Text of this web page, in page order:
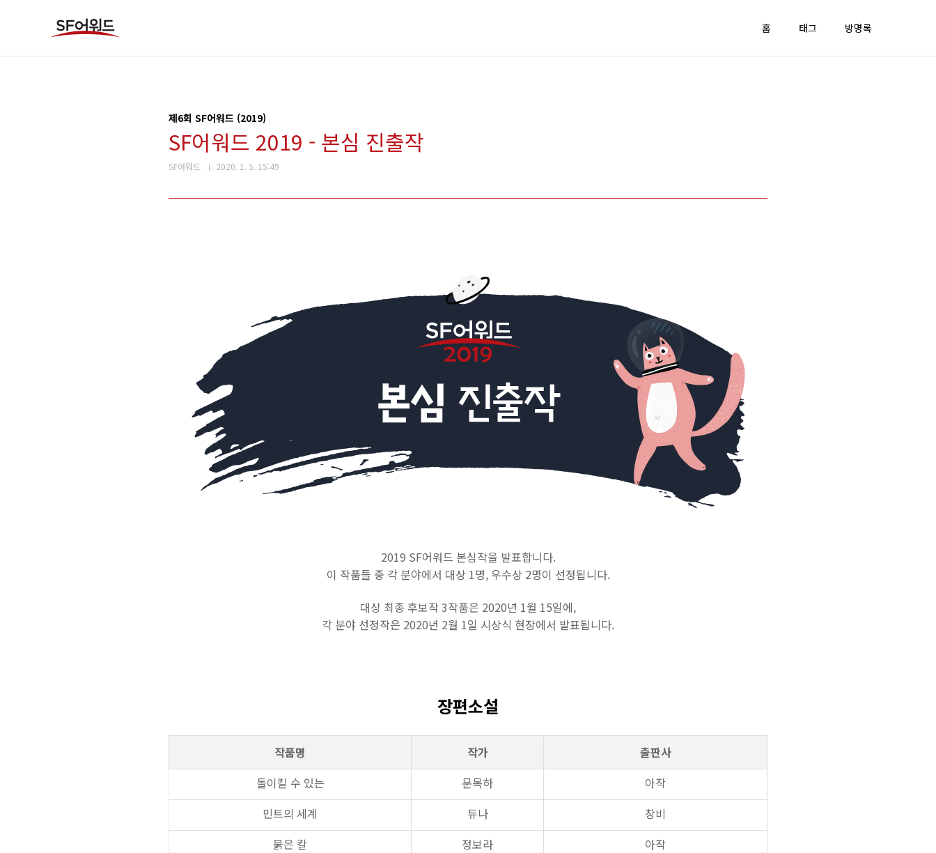
홈
태그 방명록
제6회 SF어워드 (2019)
SF어워드 2019 - 본심 진출작
SF어워드 2020. 1. 5. 15:49
2019 SF어워드 본심작을 발표합니다.
이 작품들 중 각 분야에서 대상 1명, 우수상 2명이 선정됩니다.
대상 최종 후보작 3작품은 2020년 1월 15일에,
각 분야 선정작은 2020년 2월 1일 시상식 현장에서 발표됩니다.
장편소설
작품명 작가
출판사
돌이킬 수 있는
문목하
아작
민트의 세계
듀나
창비
붉은 칼
정보라
아작